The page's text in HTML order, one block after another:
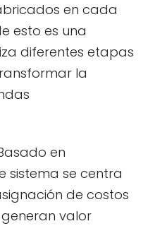
en cada
esto es una
diferentes etapas
la
en
sistema se centra
de costos
valor